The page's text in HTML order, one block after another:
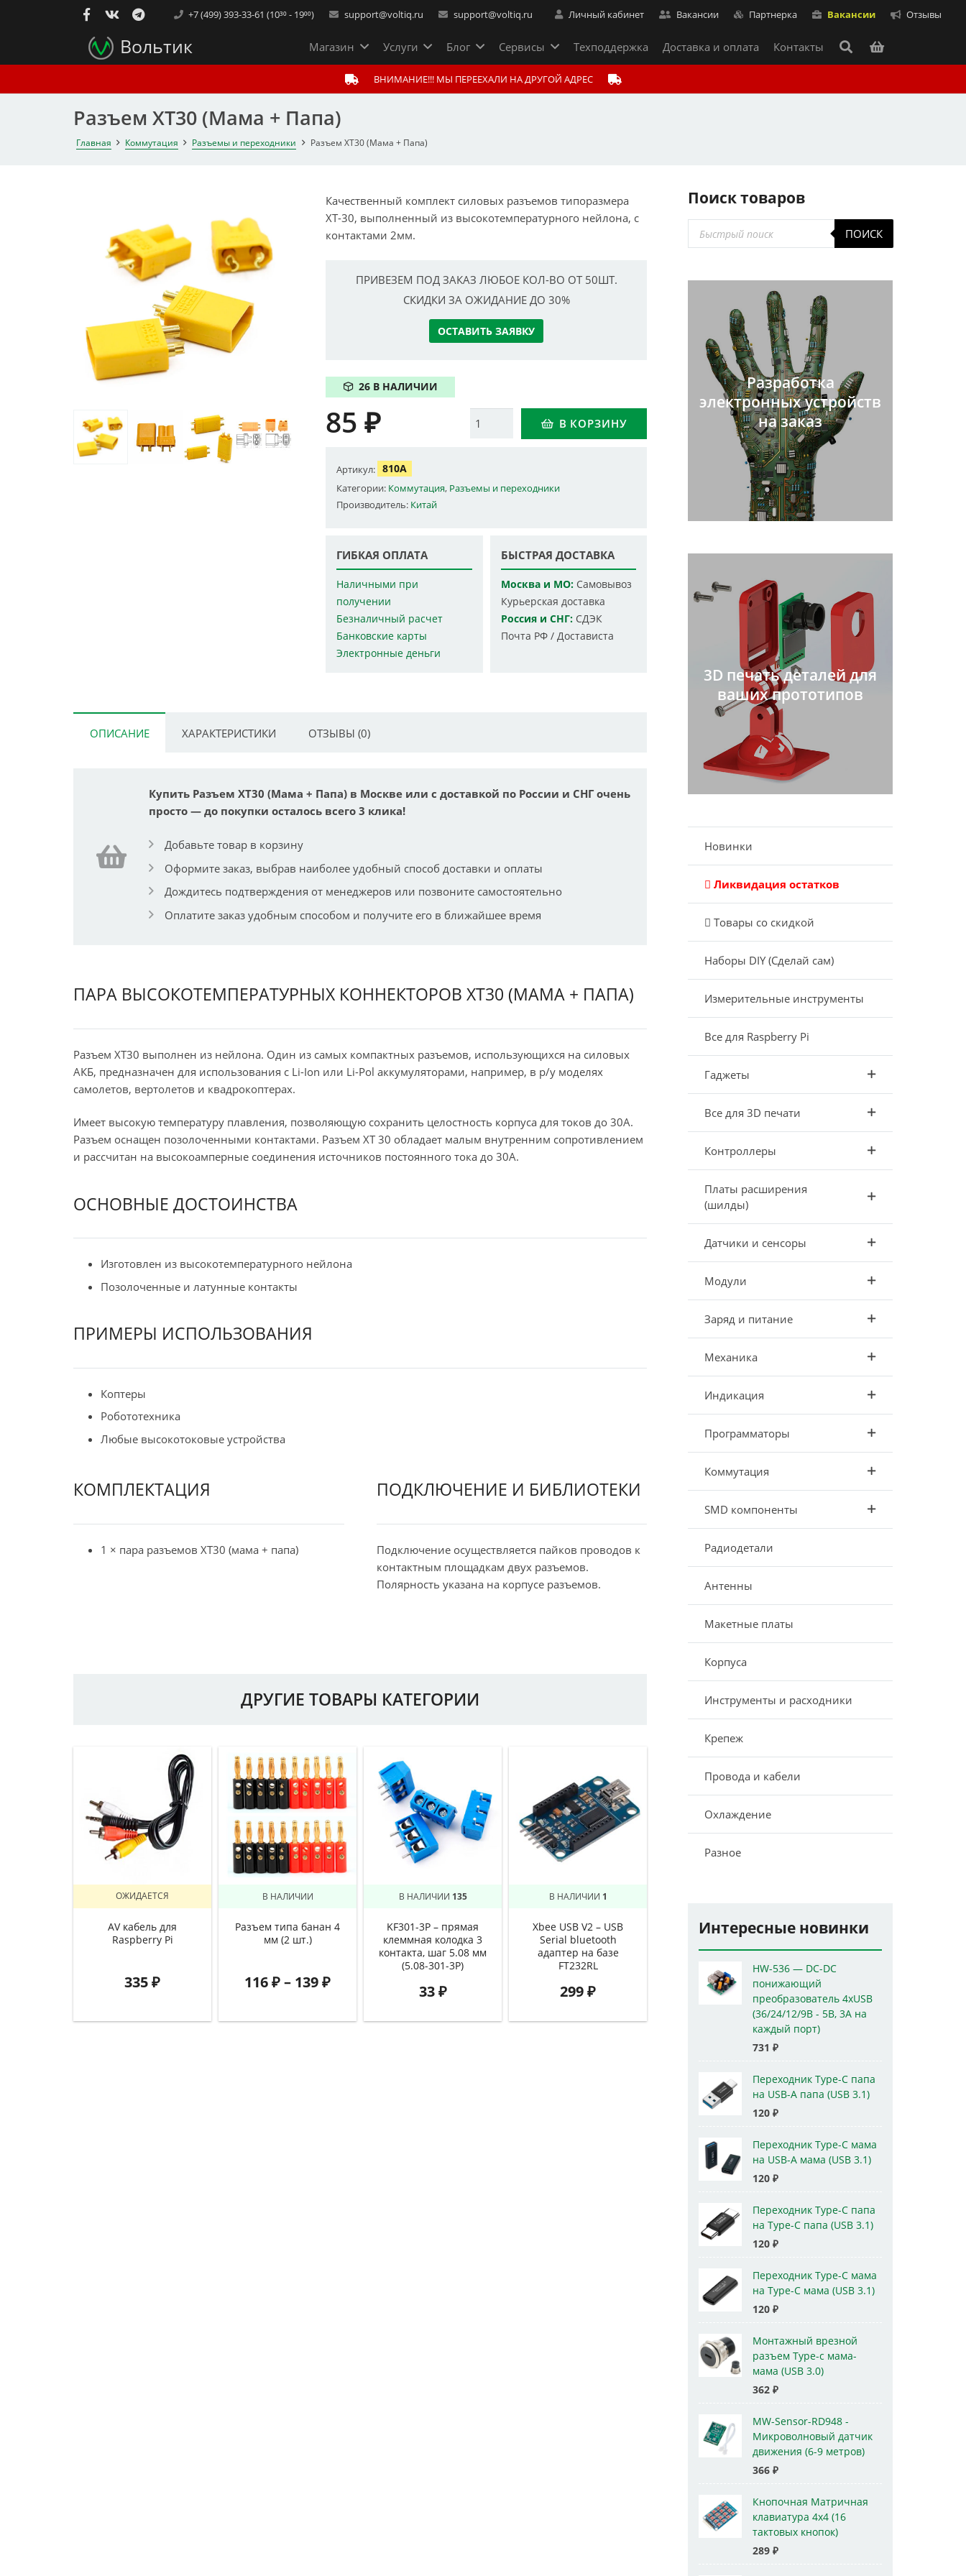
+7 (499) 393-33-61 (10³⁰ - 19⁰⁰) support@voltiq.ru support@voltiq.ru Личный кабинет Вакансии Партнерка Вакансии Отзывы
Вольтик Магазин Услуги Блог Сервисы Техподдержка Доставка и оплата Контакты
ВНИМАНИЕ!!! МЫ ПЕРЕЕХАЛИ НА ДРУГОЙ АДРЕС
Разъем XT30 (Мама + Папа)
Главная Коммутация Разъемы и переходники Разъем XT30 (Мама + Папа)
Качественный комплект силовых разъемов типоразмера
XT-30, выполненный из высокотемпературного нейлона, с
контактами 2мм.
ПРИВЕЗЕМ ПОД ЗАКАЗ ЛЮБОЕ КОЛ-ВО ОТ 50ШТ.
СКИДКИ ЗА ОЖИДАНИЕ ДО 30%
ОСТАВИТЬ ЗАЯВКУ
26 В НАЛИЧИИ
Количество В КОРЗИНУ
85₽
Артикул: 810A
Категории: Коммутация, Разъемы и переходники
Производитель: Китай
ГИБКАЯ ОПЛАТА
Наличными при
получении
Безналичный расчет
Банковские карты
Электронные деньги
БЫСТРАЯ ДОСТАВКА
Москва и МО:Самовывоз
Курьерская доставка
Россия и СНГ:СДЭК
Почта РФ / Достависта
ОПИСАНИЕ ХАРАКТЕРИСТИКИ ОТЗЫВЫ (0)
Купить Разъем XT30 (Мама + Папа) в Москве или с доставкой по России и СНГ очень
просто — до покупки осталось всего 3 клика!
Добавьте товар в корзину
Оформите заказ, выбрав наиболее удобный способ доставки и оплаты
Дождитесь подтверждения от менеджеров или позвоните самостоятельно
Оплатите заказ удобным способом и получите его в ближайшее время
ПАРА ВЫСОКОТЕМПЕРАТУРНЫХ КОННЕКТОРОВ XT30 (МАМА + ПАПА)
Разъем ХT30 выполнен из нейлона. Один из самых компактных разъемов, использующихся на силовых
АКБ, предназначен для использования с Li-Ion или Li-Pol аккумуляторами, например, в р/у моделях
самолетов, вертолетов и квадрокоптерах.
Имеет высокую температуру плавления, позволяющую сохранить целостность корпуса для токов до 30А.
Разъем оснащен позолоченными контактами. Разъем ХT 30 обладает малым внутренним сопротивлением
и рассчитан на высокоамперные соединения источников постоянного тока до 30A.
ОСНОВНЫЕ ДОСТОИНСТВА
Изготовлен из высокотемпературного нейлона
Позолоченные и латунные контакты
ПРИМЕРЫ ИСПОЛЬЗОВАНИЯ
Коптеры
Робототехника
Любые высокотоковые устройства
КОМПЛЕКТАЦИЯ
1 × пара разъемов XT30 (мама + папа)
ПОДКЛЮЧЕНИЕ И БИБЛИОТЕКИ
Подключение осуществляется пайков проводов к
контактным площадкам двух разъемов.
Полярность указана на корпусе разъемов.
ДРУГИЕ ТОВАРЫ КАТЕГОРИИ
ОЖИДАЕТСЯ
AV кабель для
Raspberry Pi
335₽
В НАЛИЧИИ
Разъем типа банан 4
мм (2 шт.)
116₽– 139₽
В НАЛИЧИИ 135
KF301-3P – прямая
клеммная колодка 3
контакта, шаг 5.08 мм
(5.08-301-3P)
33₽
В НАЛИЧИИ 1
Xbee USB V2 – USB
Serial bluetooth
адаптер на базе
FT232RL
299₽
Поиск товаров
Поиск
товаров
ПОИСК
Разработка
электронных устройств
на заказ
3D печать деталей для
ваших прототипов
Новинки
Ликвидация остатков
Товары со скидкой
Наборы DIY (Сделай сам)
Измерительные инструменты
Все для Raspberry Pi
Гаджеты
Все для 3D печати
Контроллеры
Платы расширения
(шилды)
Датчики и сенсоры
Модули
Заряд и питание
Механика
Индикация
Программаторы
Коммутация
SMD компоненты
Радиодетали
Антенны
Макетные платы
Корпуса
Инструменты и расходники
Крепеж
Провода и кабели
Охлаждение
Разное
Интересные новинки
HW-536 — DC-DC
понижающий
преобразователь 4xUSB
(36/24/12/9В - 5В, 3А на
каждый порт)
731 ₽
Переходник Type-C папа
на USB-A папа (USB 3.1)
120 ₽
Переходник Type-C мама
на USB-A мама (USB 3.1)
120 ₽
Переходник Type-C папа
на Type-C папа (USB 3.1)
120 ₽
Переходник Type-C мама
на Type-C мама (USB 3.1)
120 ₽
Монтажный врезной
разъем Type-c мама-
мама (USB 3.0)
362 ₽
MW-Sensor-RD948 -
Микроволновый датчик
движения (6-9 метров)
366 ₽
Кнопочная Матричная
клавиатура 4x4 (16
тактовых кнопок)
289 ₽